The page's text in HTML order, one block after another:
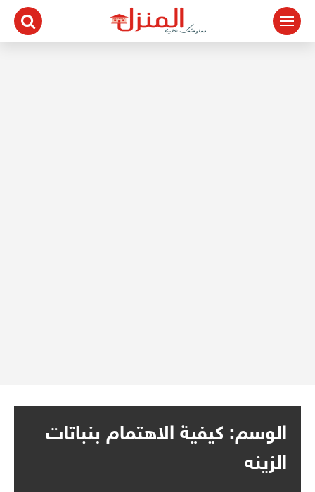
التجاوز
المحتوى
الوسم: كيفية الاهتمام بنباتات
الزينه